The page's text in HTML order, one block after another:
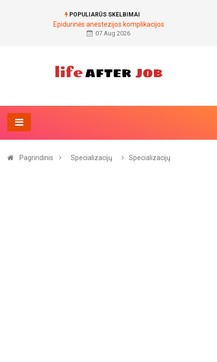
POPULIARŪS SKELBIMAI
Epidurinės anestezijos komplikacijos
07 Aug 2026
Pagrindinis Specializacijų Specializacijų